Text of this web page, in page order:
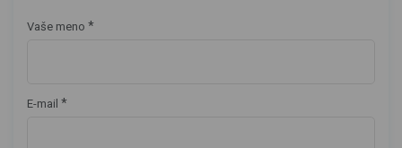
Vaše meno *
E-mail *